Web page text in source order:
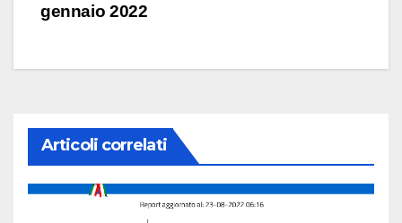
gennaio 2022
Articoli correlati